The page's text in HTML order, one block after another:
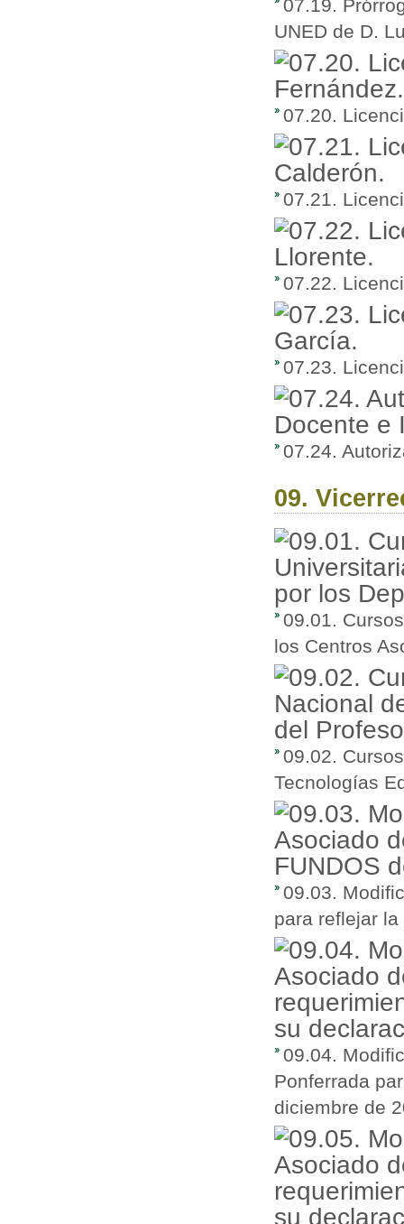
07.19.
UNED de D.
07.20.
07.21.
07.22.
07.23.
07.24.
09.
09.01.
los Centros
09.02.
Tecnologías
09.03.
para reflejar
09.04.
Ponferrada
diciembre de